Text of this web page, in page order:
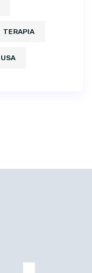
TERAPIA
USA